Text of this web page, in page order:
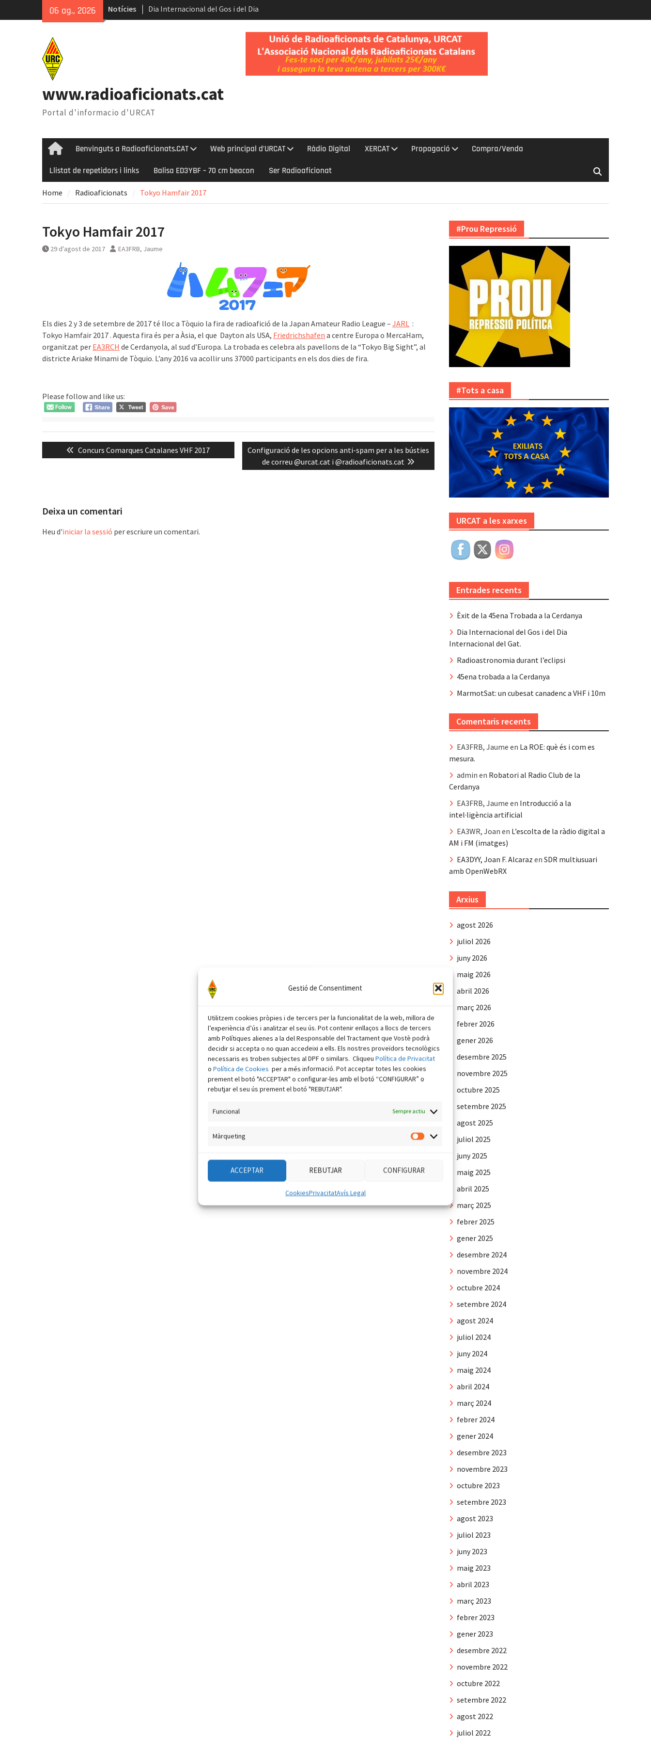
Gestió de Consentiment
Utilitzem cookies pròpies i de tercers per la funcionalitat de la web, millora de
l’experiència d’ús i analitzar el seu ús. Pot contenir enllaços a llocs de tercers
amb Polítiques alienes a la del Responsable del Tractament que Vostè podrà
decidir si accepta o no quan accedeixi a ells. Els nostres proveïdors tecnològics
necessaris es troben subjectes al DPF o similars. Cliqueu Política de Privacitat
o Política de Cookies per a més informació. Pot acceptar totes les cookies
prement el botó "ACCEPTAR" o configurar-les amb el botó “CONFIGURAR” o
rebutjar el seu ús prement el botó "REBUTJAR".
Funcional Sempre actiu
Màrqueting
Màrqueting
ACCEPTAR REBUTJAR CONFIGURAR
CookiesPrivacitatAvís Legal
06 ag., 2026 Notícies
Dia Internacional del Gos i del Dia
Internacional del Gat.
Radioastronomia durant l’eclipsi
Èxit de la 45ena Trobada a la Cerdanya
www.radioaficionats.cat
Portal d'informacio d'URCAT
HomeBenvinguts a Radioaficionats.CAT Web principal d’URCAT Ràdio Digital XERCAT Propagació Compra/Venda
Llistat de repetidors i links Balisa ED3YBF – 70 cm beacon Ser Radioaficionat
Home Radioaficionats Tokyo Hamfair 2017
Tokyo Hamfair 2017
29 d'agost de 2017 EA3FRB, Jaume
Els dies 2 y 3 de setembre de 2017 té lloc a Tòquio la fira de radioafició de la Japan Amateur Radio League – JARL :
Tokyo Hamfair 2017 . Aquesta fira és per a Àsia, el que Dayton als USA, Friedrichshafen a centre Europa o MercaHam,
organitzat per EA3RCH de Cerdanyola, al sud d’Europa. La trobada es celebra als pavellons de la “Tokyo Big Sight”, al
districte Ariake Minami de Tòquio. L’any 2016 va acollir uns 37000 participants en els dos dies de fira.
Please follow and like us:
Navegació
d'entradesPrevious
post:
Concurs Comarques Catalanes VHF 2017
Next
post:
Configuració de les opcions anti-spam per a les bústies
de correu @urcat.cat i @radioaficionats.cat
Deixa un comentari
Heu d'iniciar la sessió per escriure un comentari.
#Prou Repressió
#Tots a casa
URCAT a les xarxes
Entrades recents
Èxit de la 45ena Trobada a la Cerdanya
Dia Internacional del Gos i del Dia
Internacional del Gat.
Radioastronomia durant l’eclipsi
45ena trobada a la Cerdanya
MarmotSat: un cubesat canadenc a VHF i 10m
Comentaris recents
EA3FRB, Jaume en La ROE: què és i com es
mesura.
admin en Robatori al Radio Club de la
Cerdanya
EA3FRB, Jaume en Introducció a la
intel·ligència artificial
EA3WR, Joan en L’escolta de la ràdio digital a
AM i FM (imatges)
EA3DYY, Joan F. Alcaraz en SDR multiusuari
amb OpenWebRX
Arxius
agost 2026
juliol 2026
juny 2026
maig 2026
abril 2026
març 2026
febrer 2026
gener 2026
desembre 2025
novembre 2025
octubre 2025
setembre 2025
agost 2025
juliol 2025
juny 2025
maig 2025
abril 2025
març 2025
febrer 2025
gener 2025
desembre 2024
novembre 2024
octubre 2024
setembre 2024
agost 2024
juliol 2024
juny 2024
maig 2024
abril 2024
març 2024
febrer 2024
gener 2024
desembre 2023
novembre 2023
octubre 2023
setembre 2023
agost 2023
juliol 2023
juny 2023
maig 2023
abril 2023
març 2023
febrer 2023
gener 2023
desembre 2022
novembre 2022
octubre 2022
setembre 2022
agost 2022
juliol 2022